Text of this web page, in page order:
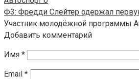
Ф3: Фредди Слейтер одержал
Участник молодёжной программы
Добавить комментарий
Имя *
Email *